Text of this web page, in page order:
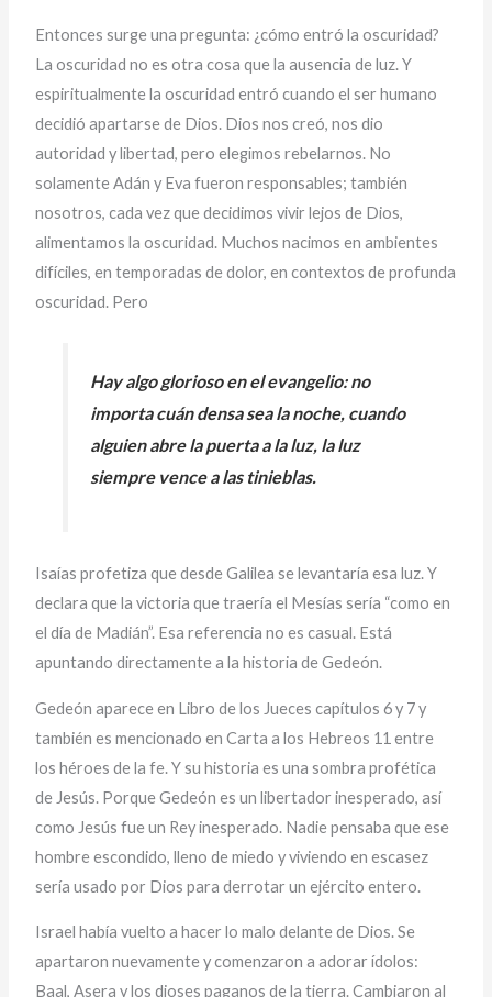
Entonces surge una pregunta: ¿cómo entró la oscuridad?
La oscuridad no es otra cosa que la ausencia de luz. Y
espiritualmente la oscuridad entró cuando el ser humano
decidió apartarse de Dios. Dios nos creó, nos dio
autoridad y libertad, pero elegimos rebelarnos. No
solamente Adán y Eva fueron responsables; también
nosotros, cada vez que decidimos vivir lejos de Dios,
alimentamos la oscuridad. Muchos nacimos en ambientes
difíciles, en temporadas de dolor, en contextos de profunda
oscuridad. Pero
Hay algo glorioso en el evangelio: no
importa cuán densa sea la noche, cuando
alguien abre la puerta a la luz, la luz
siempre vence a las tinieblas.
Isaías profetiza que desde Galilea se levantaría esa luz. Y
declara que la victoria que traería el Mesías sería “como en
el día de Madián”. Esa referencia no es casual. Está
apuntando directamente a la historia de Gedeón.
Gedeón aparece en Libro de los Jueces capítulos 6 y 7 y
también es mencionado en Carta a los Hebreos 11 entre
los héroes de la fe. Y su historia es una sombra profética
de Jesús. Porque Gedeón es un libertador inesperado, así
como Jesús fue un Rey inesperado. Nadie pensaba que ese
hombre escondido, lleno de miedo y viviendo en escasez
sería usado por Dios para derrotar un ejército entero.
Israel había vuelto a hacer lo malo delante de Dios. Se
apartaron nuevamente y comenzaron a adorar ídolos:
Baal, Asera y los dioses paganos de la tierra. Cambiaron al